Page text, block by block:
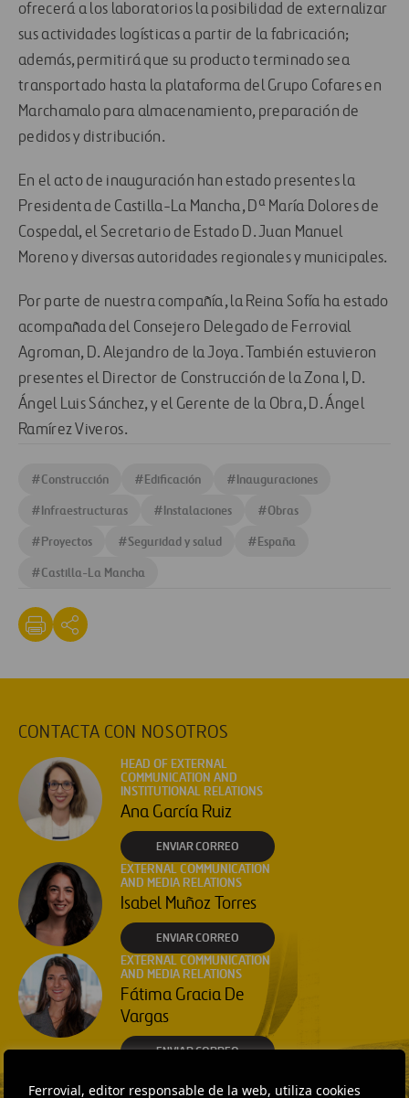
Ferrovial, editor responsable de la web, utiliza cookies
ofrecerá a los laboratorios la posibilidad de externalizar
sus actividades logísticas a partir de la fabricación;
además, permitirá que su producto terminado sea
transportado hasta la plataforma del Grupo Cofares en
Marchamalo para almacenamiento, preparación de
pedidos y distribución.
En el acto de inauguración han estado presentes la
Presidenta de Castilla-La Mancha, Dª María Dolores de
Cospedal, el Secretario de Estado D. Juan Manuel
Moreno y diversas autoridades regionales y municipales.
Por parte de nuestra compañía, la Reina Sofía ha estado
acompañada del Consejero Delegado de Ferrovial
Agroman, D. Alejandro de la Joya. También estuvieron
presentes el Director de Construcción de la Zona I, D.
Ángel Luis Sánchez, y el Gerente de la Obra, D. Ángel
Ramírez Viveros.
#Construcción #Edificación #Inauguraciones
#Infraestructuras #Instalaciones #Obras
#Proyectos #Seguridad y salud #España
#Castilla-La Mancha
CONTACTA CON NOSOTROS
HEAD OF EXTERNAL
COMMUNICATION AND
INSTITUTIONAL RELATIONS
Ana García Ruiz
ENVIAR CORREO
EXTERNAL COMMUNICATION
AND MEDIA RELATIONS
Isabel Muñoz Torres
ENVIAR CORREO
EXTERNAL COMMUNICATION
AND MEDIA RELATIONS
Fátima Gracia De
Vargas
ENVIAR CORREO